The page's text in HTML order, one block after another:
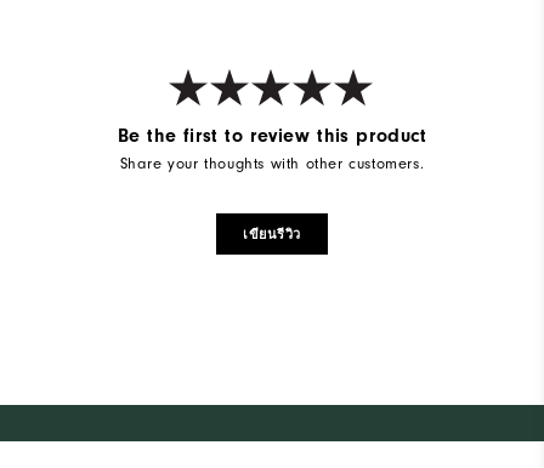
Be the first to review this product
Share your thoughts with other customers.
เขียนรีวิว